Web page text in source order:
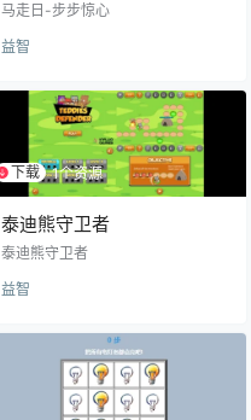
马走日-步步惊心
益智
下载 1个资源
泰迪熊守卫者
泰迪熊守卫者
益智